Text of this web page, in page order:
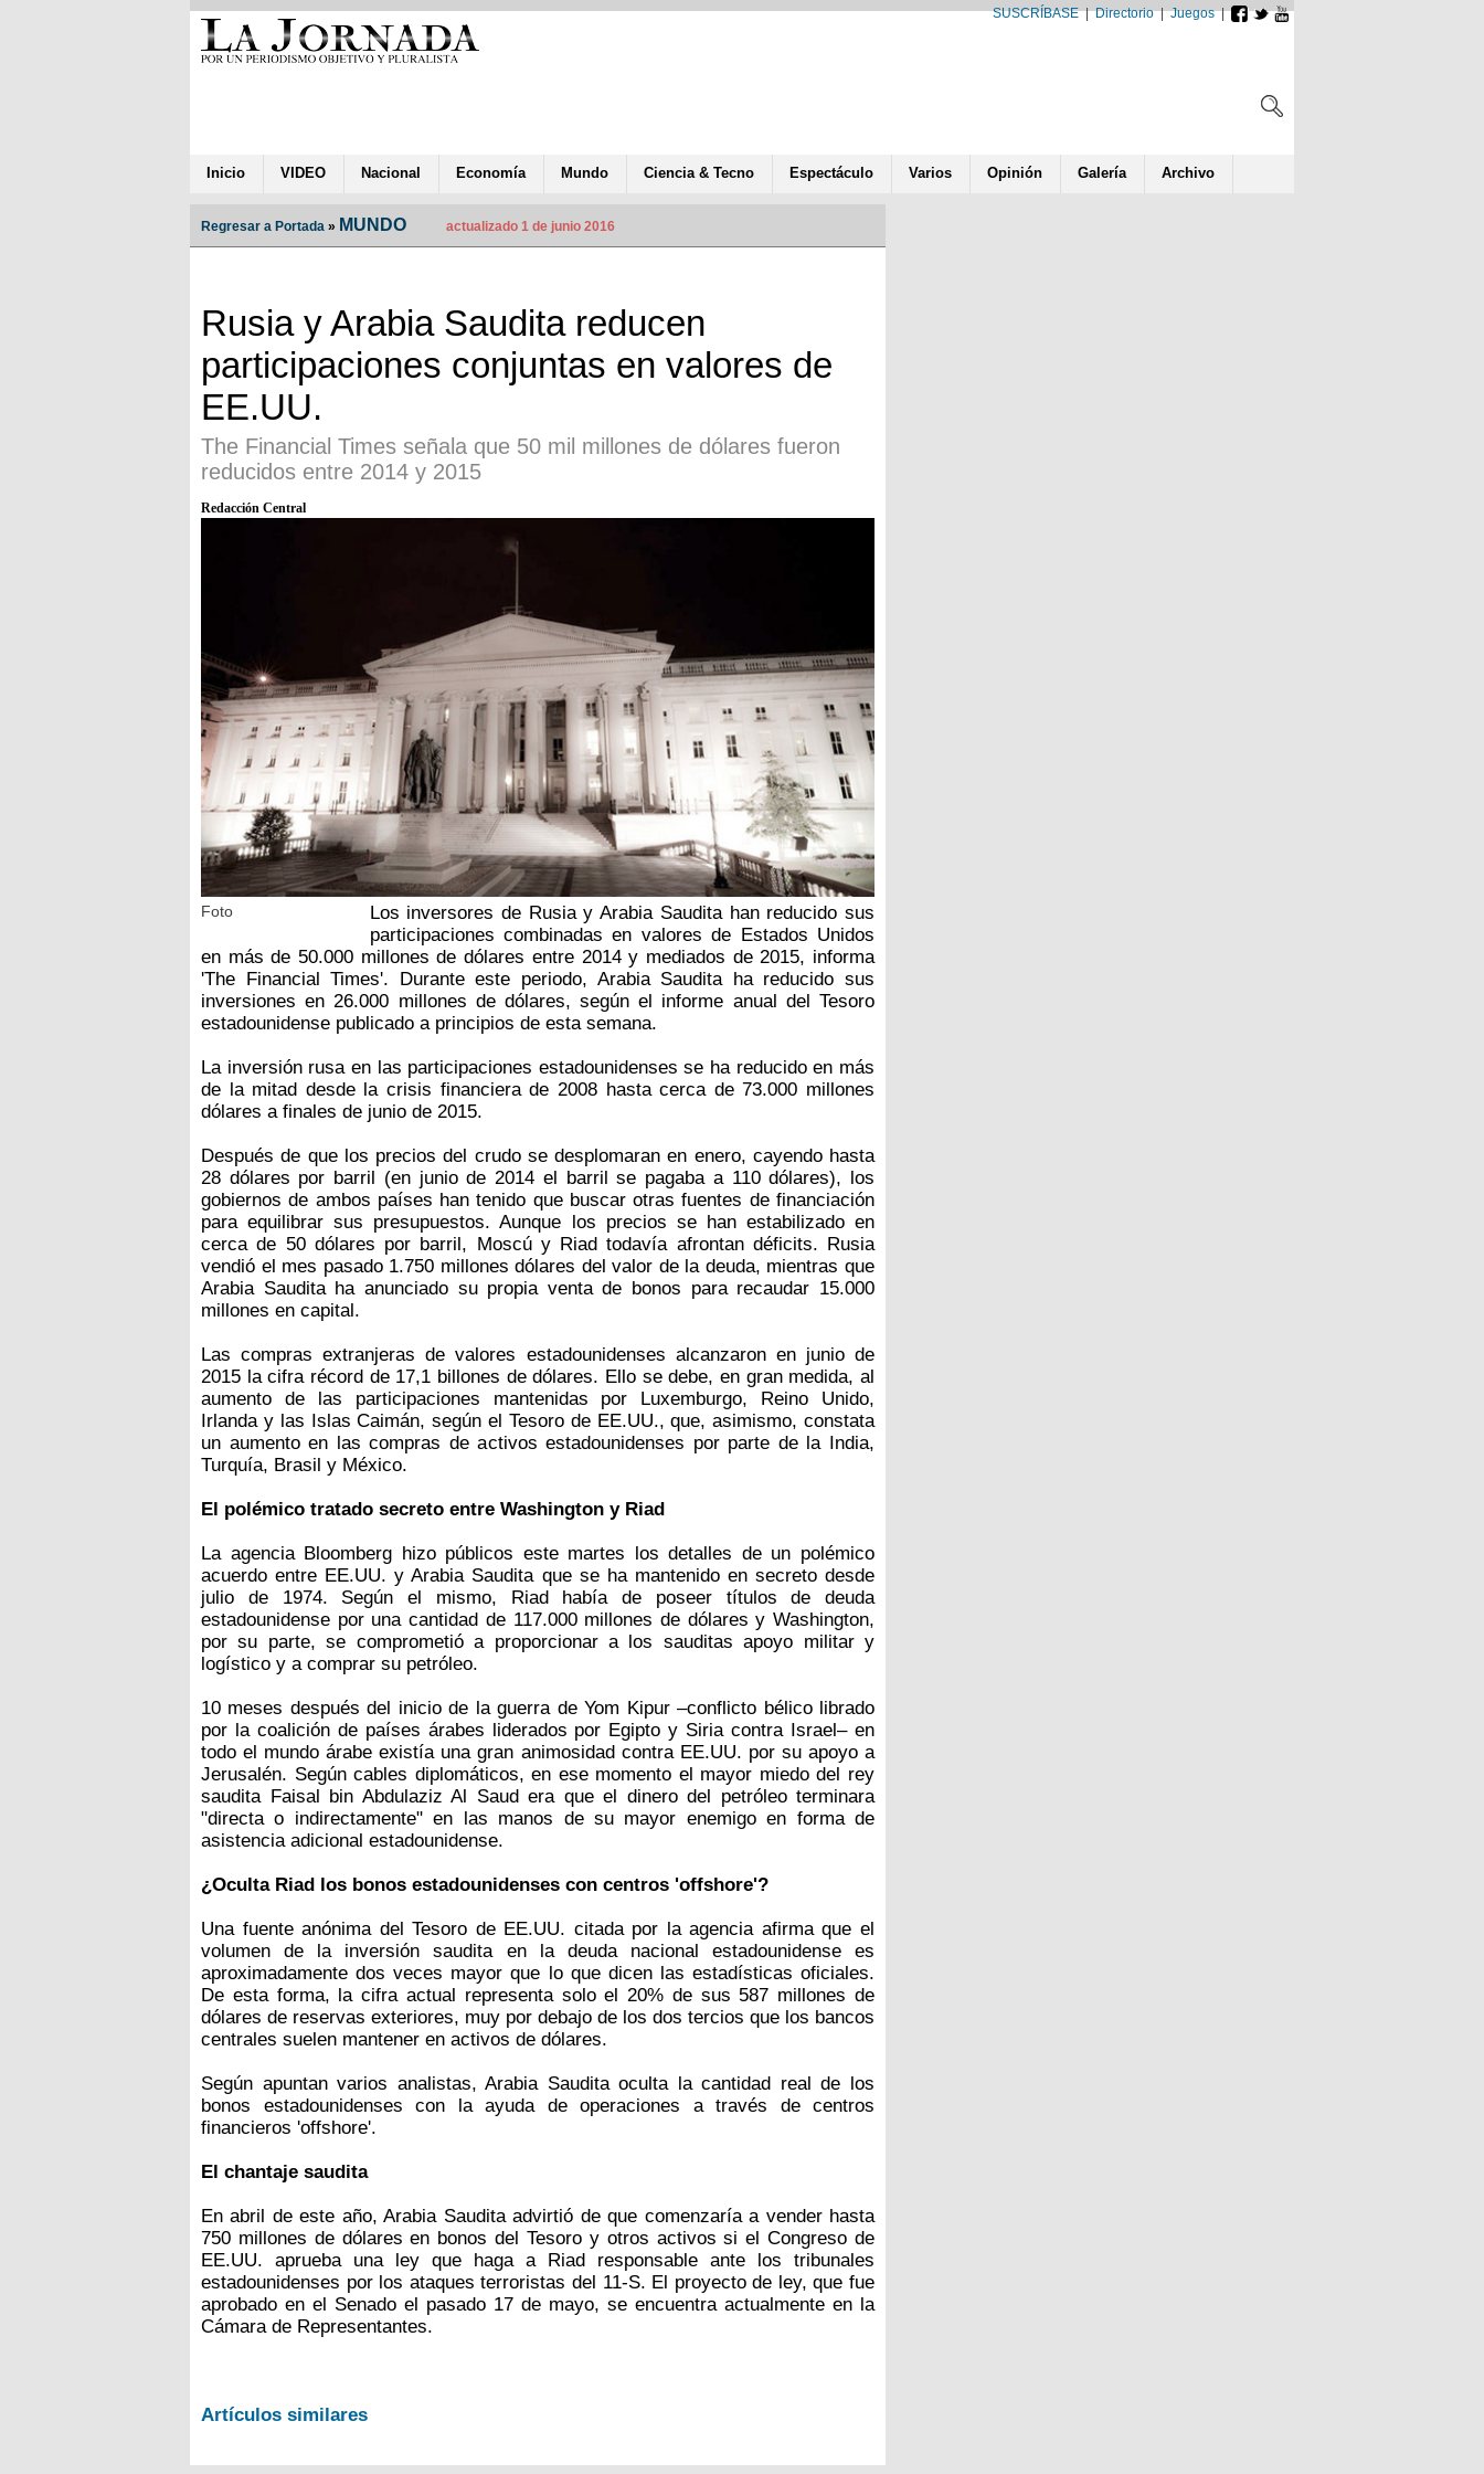
SUSCRÍBASE|Directorio|Juegos|
Inicio VIDEO Nacional Economía Mundo Ciencia & Tecno Espectáculo Varios Opinión Galería Archivo
Regresar a Portada » MUNDO actualizado 1 de junio 2016
Rusia y Arabia Saudita reducen
participaciones conjuntas en valores de
EE.UU.
The Financial Times señala que 50 mil millones de dólares fueron
reducidos entre 2014 y 2015
Redacción Central
Foto
Los inversores de Rusia y Arabia Saudita han reducido sus
participaciones combinadas en valores de Estados Unidos
en más de 50.000 millones de dólares entre 2014 y mediados de 2015, informa
'The Financial Times'. Durante este periodo, Arabia Saudita ha reducido sus
inversiones en 26.000 millones de dólares, según el informe anual del Tesoro
estadounidense publicado a principios de esta semana.
La inversión rusa en las participaciones estadounidenses se ha reducido en más
de la mitad desde la crisis financiera de 2008 hasta cerca de 73.000 millones
dólares a finales de junio de 2015.
Después de que los precios del crudo se desplomaran en enero, cayendo hasta
28 dólares por barril (en junio de 2014 el barril se pagaba a 110 dólares), los
gobiernos de ambos países han tenido que buscar otras fuentes de financiación
para equilibrar sus presupuestos. Aunque los precios se han estabilizado en
cerca de 50 dólares por barril, Moscú y Riad todavía afrontan déficits. Rusia
vendió el mes pasado 1.750 millones dólares del valor de la deuda, mientras que
Arabia Saudita ha anunciado su propia venta de bonos para recaudar 15.000
millones en capital.
Las compras extranjeras de valores estadounidenses alcanzaron en junio de
2015 la cifra récord de 17,1 billones de dólares. Ello se debe, en gran medida, al
aumento de las participaciones mantenidas por Luxemburgo, Reino Unido,
Irlanda y las Islas Caimán, según el Tesoro de EE.UU., que, asimismo, constata
un aumento en las compras de activos estadounidenses por parte de la India,
Turquía, Brasil y México.
El polémico tratado secreto entre Washington y Riad
La agencia Bloomberg hizo públicos este martes los detalles de un polémico
acuerdo entre EE.UU. y Arabia Saudita que se ha mantenido en secreto desde
julio de 1974. Según el mismo, Riad había de poseer títulos de deuda
estadounidense por una cantidad de 117.000 millones de dólares y Washington,
por su parte, se comprometió a proporcionar a los sauditas apoyo militar y
logístico y a comprar su petróleo.
10 meses después del inicio de la guerra de Yom Kipur –conflicto bélico librado
por la coalición de países árabes liderados por Egipto y Siria contra Israel– en
todo el mundo árabe existía una gran animosidad contra EE.UU. por su apoyo a
Jerusalén. Según cables diplomáticos, en ese momento el mayor miedo del rey
saudita Faisal bin Abdulaziz Al Saud era que el dinero del petróleo terminara
"directa o indirectamente" en las manos de su mayor enemigo en forma de
asistencia adicional estadounidense.
¿Oculta Riad los bonos estadounidenses con centros 'offshore'?
Una fuente anónima del Tesoro de EE.UU. citada por la agencia afirma que el
volumen de la inversión saudita en la deuda nacional estadounidense es
aproximadamente dos veces mayor que lo que dicen las estadísticas oficiales.
De esta forma, la cifra actual representa solo el 20% de sus 587 millones de
dólares de reservas exteriores, muy por debajo de los dos tercios que los bancos
centrales suelen mantener en activos de dólares.
Según apuntan varios analistas, Arabia Saudita oculta la cantidad real de los
bonos estadounidenses con la ayuda de operaciones a través de centros
financieros 'offshore'.
El chantaje saudita
En abril de este año, Arabia Saudita advirtió de que comenzaría a vender hasta
750 millones de dólares en bonos del Tesoro y otros activos si el Congreso de
EE.UU. aprueba una ley que haga a Riad responsable ante los tribunales
estadounidenses por los ataques terroristas del 11-S. El proyecto de ley, que fue
aprobado en el Senado el pasado 17 de mayo, se encuentra actualmente en la
Cámara de Representantes.
Artículos similares